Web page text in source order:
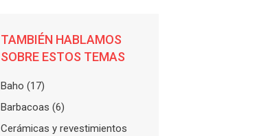
TAMBIÉN HABLAMOS
SOBRE ESTOS TEMAS
Baho (17)
Barbacoas (6)
Cerámicas y revestimientos